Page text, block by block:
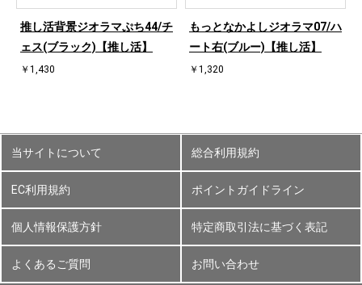
推し活背景ジオラマぷち44/チ
ェス(ブラック)【推し活】
￥1,430
もっとなかよしジオラマ07/ハ
ート右(ブルー)【推し活】
￥1,320
当サイトについて 総合利用規約
EC利用規約 ポイントガイドライン
個人情報保護方針 特定商取引法に基づく表記
よくあるご質問 お問い合わせ